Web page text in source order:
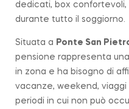
dedicati, box
durante tutto il soggiorno.
Situata a Ponte San
pensione rappresenta
in zona e ha bisogno di
vacanze, weekend, viaggi
periodi in cui non può